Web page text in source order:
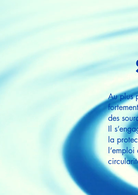
Au plus
des
Il
la